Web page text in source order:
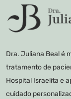
Dra. Juliana Beal é
tratamento de
Hospital Israelita e
cuidado